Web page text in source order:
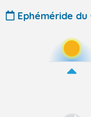
Ephéméride